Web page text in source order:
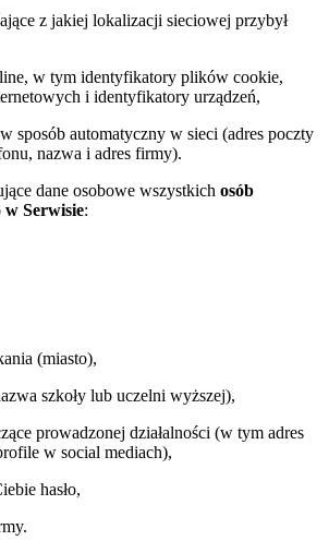
z jakiej lokalizacji sieciowej przybył
w tym identyfikatory plików cookie,
i identyfikatory urządzeń,
sposób automatyczny w sieci (adres poczty
nazwa i adres firmy).
dane osobowe wszystkich osób
w Serwisie:
(miasto),
szkoły lub uczelni wyższej),
prowadzonej działalności (w tym adres
w social mediach),
hasło,